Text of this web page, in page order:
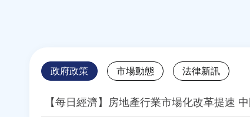
Back
to
top
政府政策 市場動態 法律新訊
【每日經濟】房地產行業市場化改革提速